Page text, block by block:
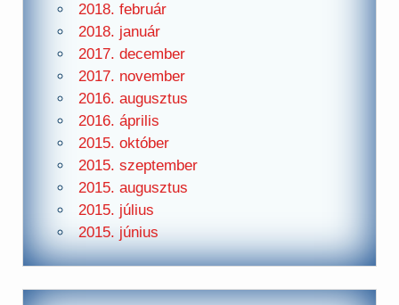
2018. február
2018. január
2017. december
2017. november
2016. augusztus
2016. április
2015. október
2015. szeptember
2015. augusztus
2015. július
2015. június